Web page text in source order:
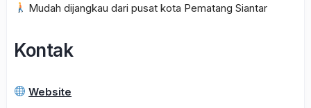
Mudah dijangkau dari pusat kota Pematang Siantar
Kontak
Website